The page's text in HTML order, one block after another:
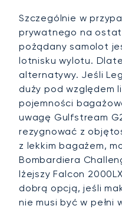
Szczególnie w
prywatnego na
pożądany samolot
lotnisku wylotu.
alternatywy. Jeśli
duży pod względem
pojemności
uwagę Gulfstream
rezygnować z
z lekkim bagażem,
Bombardiera
lżejszy Falcon
dobrą opcją, jeśli
nie musi być w pełni